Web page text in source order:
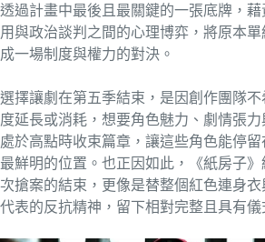
透過計畫中最後且最關鍵的一張底牌，
用與政治談判之間的心理博弈，將原本
成一場制度與權力的對決。
選擇讓劇在第五季結束，是因創作團隊
度延長或消耗，想要角色魅力、劇情張
處於高點時收束篇章，讓這些角色能停
最鮮明的位置。也正因如此，《紙房子
次搶案的結束，更像是替整個紅色連身
代表的反抗精神，留下相對完整且具有儀